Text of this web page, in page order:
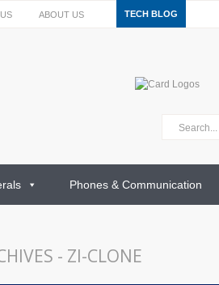
ABOUT US TECH BLOG
Phones & Communication
- ZI-CLONE